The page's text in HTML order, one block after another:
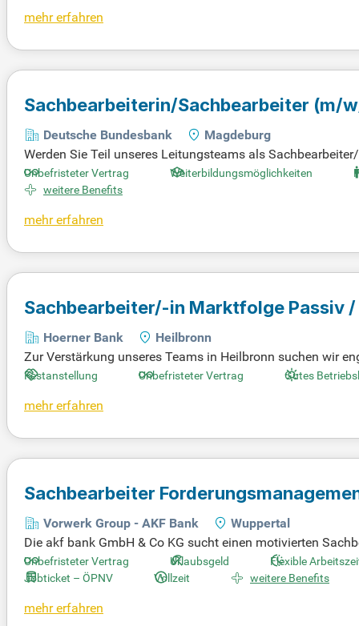
u im Bereich "Banking", "Asset & Wealth Management"
mehr erfahren
Sachbearbeiterin/Sachbearbeiter (m/
Deutsche Bundesbank
Magdeburg
Werden Sie Teil unseres Leitungsteams als
e steuern Sie die Abläufe im Bargeldbereich und sind für
die Bargelddisposition und die Sicherheit der
hen Weiterbildungsmöglichkeiten. Bewerben Sie sich jetzt
Unbefristeter Vertrag Weiterbildungsmöglichkeiten
weitere Benefits
mehr erfahren
Sachbearbeiter/-in Marktfolge Passiv
Hoerner Bank
Heilbronn
Zur Verstärkung unseres Teams in Heilbronn suchen wir
e Aufgaben umfassen die Bestandspflege im
weise mit Erfahrung im Wertpapiergeschäft sowie gute IT-
nft bei uns!
Festanstellung Unbefristeter Vertrag Gutes
mehr erfahren
Sachbearbeiter
Vorwerk Group - AKF Bank
Wuppertal
Die akf bank GmbH & Co KG sucht einen motivierten
ernationalen Vorwerk Konzerns sind wir seit über fünf
ir verstehen die speziellen Bedürfnisse des Mittelstands
d erfolgreich zu agieren. Werden Sie Teil eines
Unbefristeter Vertrag Urlaubsgeld Flexible
Jobticket – ÖPNV
Vollzeit weitere Benefits
mehr erfahren